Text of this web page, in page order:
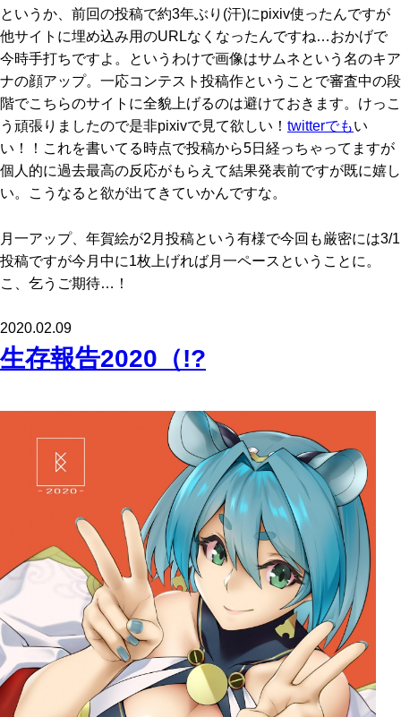
というか、前回の投稿で約3年ぶり(汗)にpixiv使ったんですが
他サイトに埋め込み用のURLなくなったんですね…おかげで
今時手打ちですよ。というわけで画像はサムネという名のキア
ナの顔アップ。一応コンテスト投稿作ということで審査中の段
階でこちらのサイトに全貌上げるのは避けておきます。けっこ
う頑張りましたので是非pixivで見て欲しい！ twitterでもい
い！！これを書いてる時点で投稿から5日経っちゃってますが
個人的に過去最高の反応がもらえて結果発表前ですが既に嬉し
い。こうなると欲が出てきていかんですな。
月一アップ、年賀絵が2月投稿という有様で今回も厳密には3/1
投稿ですが今月中に1枚上げれば月一ペースということに。
こ、乞うご期待…！
2020.02.09
生存報告2020（!?